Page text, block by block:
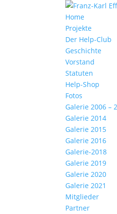
Home
Projekte
Der Help-Club
Geschichte
Vorstand
Statuten
Help-Shop
Fotos
Galerie 2006 –
Galerie 2014
Galerie 2015
Galerie 2016
Galerie-2018
Galerie 2019
Galerie 2020
Galerie 2021
Mitglieder
Partner